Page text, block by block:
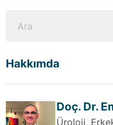
Hakkımda
Doç. Dr.
Üroloji,